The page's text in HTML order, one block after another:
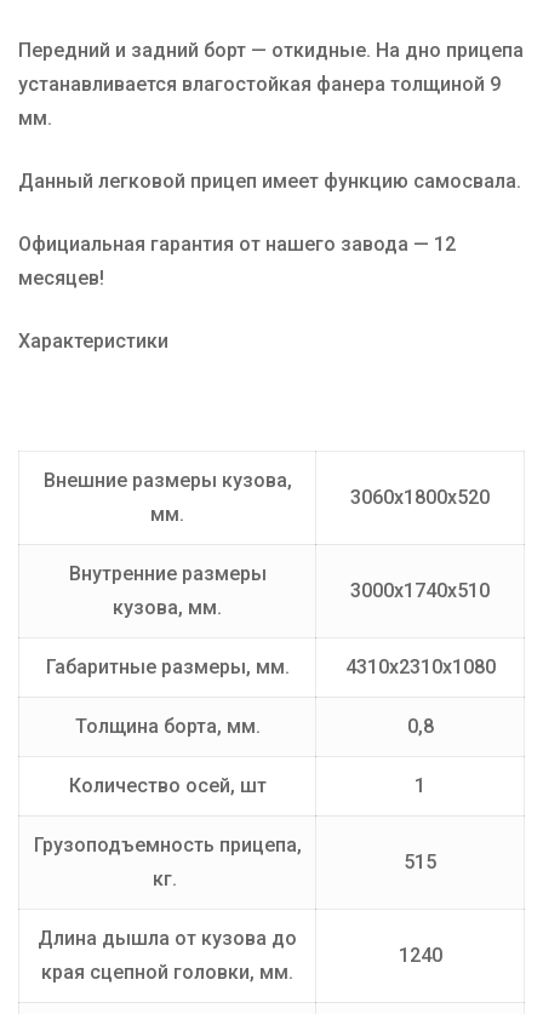
Передний и задний борт — откидные. На дно прицепа
устанавливается влагостойкая фанера толщиной 9
мм.
Данный легковой прицеп имеет функцию самосвала.
Официальная гарантия от нашего завода — 12
месяцев!
Характеристики
Внешние размеры кузова,
мм.
3060х1800х520
Внутренние размеры
кузова, мм.
3000х1740х510
Габаритные размеры, мм. 4310х2310х1080
Толщина борта, мм. 0,8
Количество осей, шт 1
Грузоподъемность прицепа,
кг.
515
Длина дышла от кузова до
края сцепной головки, мм.
1240